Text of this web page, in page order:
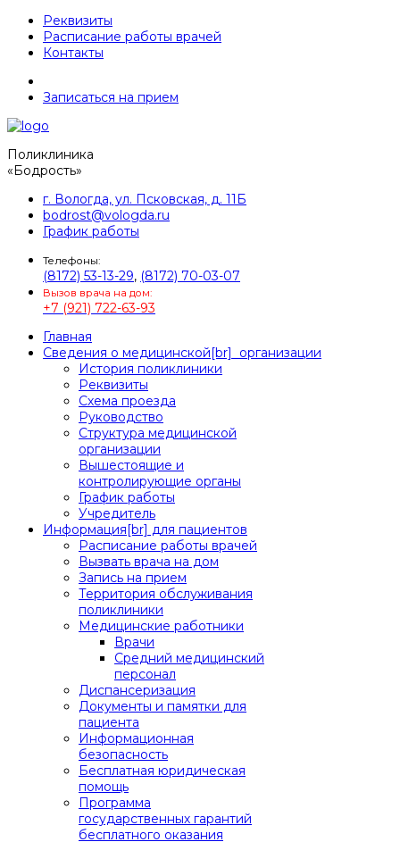
Реквизиты
Расписание работы врачей
Контакты
Записаться на прием
Поликлиника
«Бодрость»
г. Вологда, ул. Псковская, д. 11Б
bodrost@vologda.ru
График работы
Телефоны:
(8172) 53-13-29, (8172) 70-03-07
Вызов врача на дом:
+7 (921) 722-63-93
Главная
Сведения о медицинской[br] ­ организации
История поликлиники
Реквизиты
Схема проезда
Руководство
Структура медицинской
организации
Вышестоящие и
контролирующие органы
График работы
Учредитель
Информация[br] для пациентов
Расписание работы врачей
Вызвать врача на дом
Запись на прием
Территория обслуживания
поликлиники
Медицинские работники
Врачи
Средний медицинский
персонал
Диспансеризация
Документы и памятки для
пациента
Информационная
безопасность
Бесплатная юридическая
помощь
Программа
государственных гарантий
бесплатного оказания